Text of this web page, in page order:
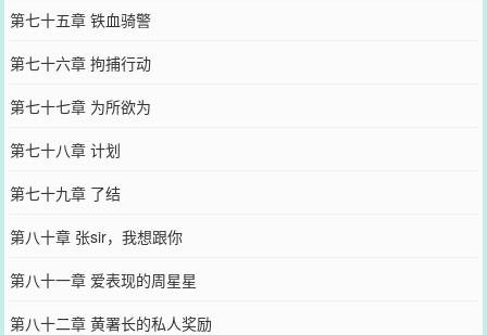
第七十五章 铁血骑警
第七十六章 拘捕行动
第七十七章 为所欲为
第七十八章 计划
第七十九章 了结
第八十章 张sir，我想跟你
第八十一章 爱表现的周星星
第八十二章 黄署长的私人奖励